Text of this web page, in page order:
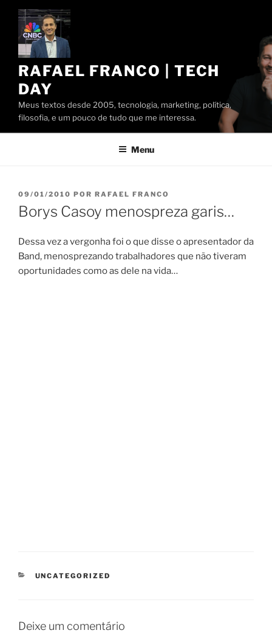
Pular
conteúdo
RAFAEL FRANCO | TECH
DAY
Meus textos desde 2005, tecnologia, marketing, política,
filosofia, e um pouco de tudo que me interessa.
Menu
PUBLICADO
EM
09/01/2010 POR RAFAEL FRANCO
Borys Casoy menospreza garis…
Dessa vez a vergonha foi o que disse o apresentador da
Band, menosprezando trabalhadores que não tiveram
oportunidades como as dele na vida…
CATEGORIAS
UNCATEGORIZED
Deixe um comentário